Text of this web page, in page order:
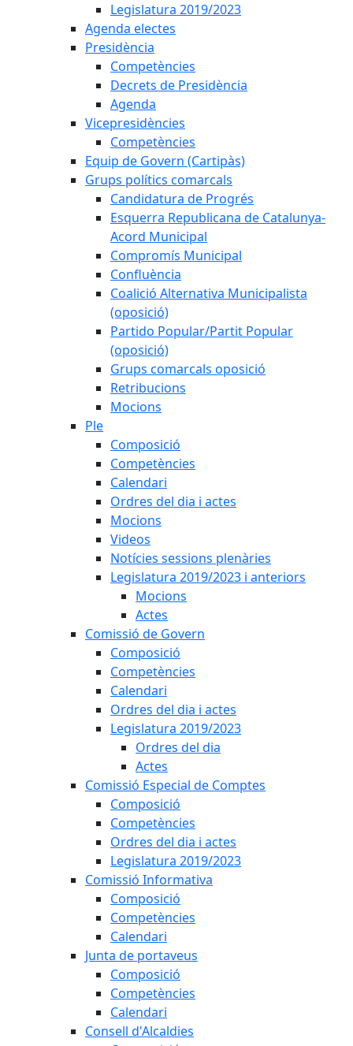
Legislatura 2019/2023
Agenda electes
Presidència
Competències
Decrets de Presidència
Agenda
Vicepresidències
Competències
Equip de Govern (Cartipàs)
Grups polítics comarcals
Candidatura de Progrés
Esquerra Republicana de Catalunya-
Acord Municipal
Compromís Municipal
Confluència
Coalició Alternativa Municipalista
(oposició)
Partido Popular/Partit Popular
(oposició)
Grups comarcals oposició
Retribucions
Mocions
Ple
Composició
Competències
Calendari
Ordres del dia i actes
Mocions
Videos
Notícies sessions plenàries
Legislatura 2019/2023 i anteriors
Mocions
Actes
Comissió de Govern
Composició
Competències
Calendari
Ordres del dia i actes
Legislatura 2019/2023
Ordres del dia
Actes
Comissió Especial de Comptes
Composició
Competències
Ordres del dia i actes
Legislatura 2019/2023
Comissió Informativa
Composició
Competències
Calendari
Junta de portaveus
Composició
Competències
Calendari
Consell d'Alcaldies